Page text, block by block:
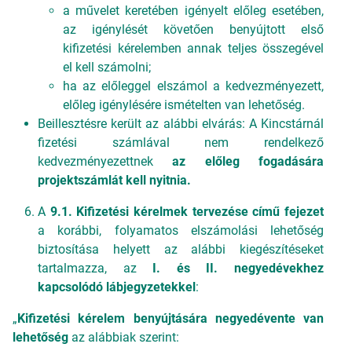
a művelet keretében igényelt előleg esetében,
az igénylését követően benyújtott első
kifizetési kérelemben annak teljes összegével
el kell számolni;
ha az előleggel elszámol a kedvezményezett,
előleg igénylésére ismételten van lehetőség.
Beillesztésre került az alábbi elvárás: A Kincstárnál
fizetési számlával nem rendelkező
kedvezményezettnekaz előleg fogadására
projektszámlát kell nyitnia.
A 9.1. Kifizetési kérelmek tervezése című fejezet
a korábbi, folyamatos elszámolási lehetőség
biztosítása helyett az alábbi kiegészítéseket
tartalmazza, az I. és II. negyedévekhez
kapcsolódó lábjegyzetekkel:
„Kifizetési kérelem benyújtására negyedévente van
lehetőség az alábbiak szerint: